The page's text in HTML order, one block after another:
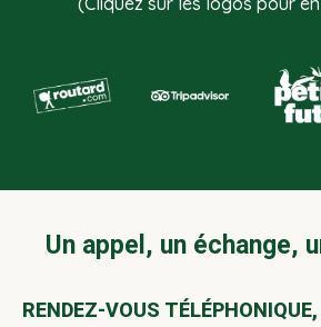
Un appel, un échange,
RENDEZ-VOUS